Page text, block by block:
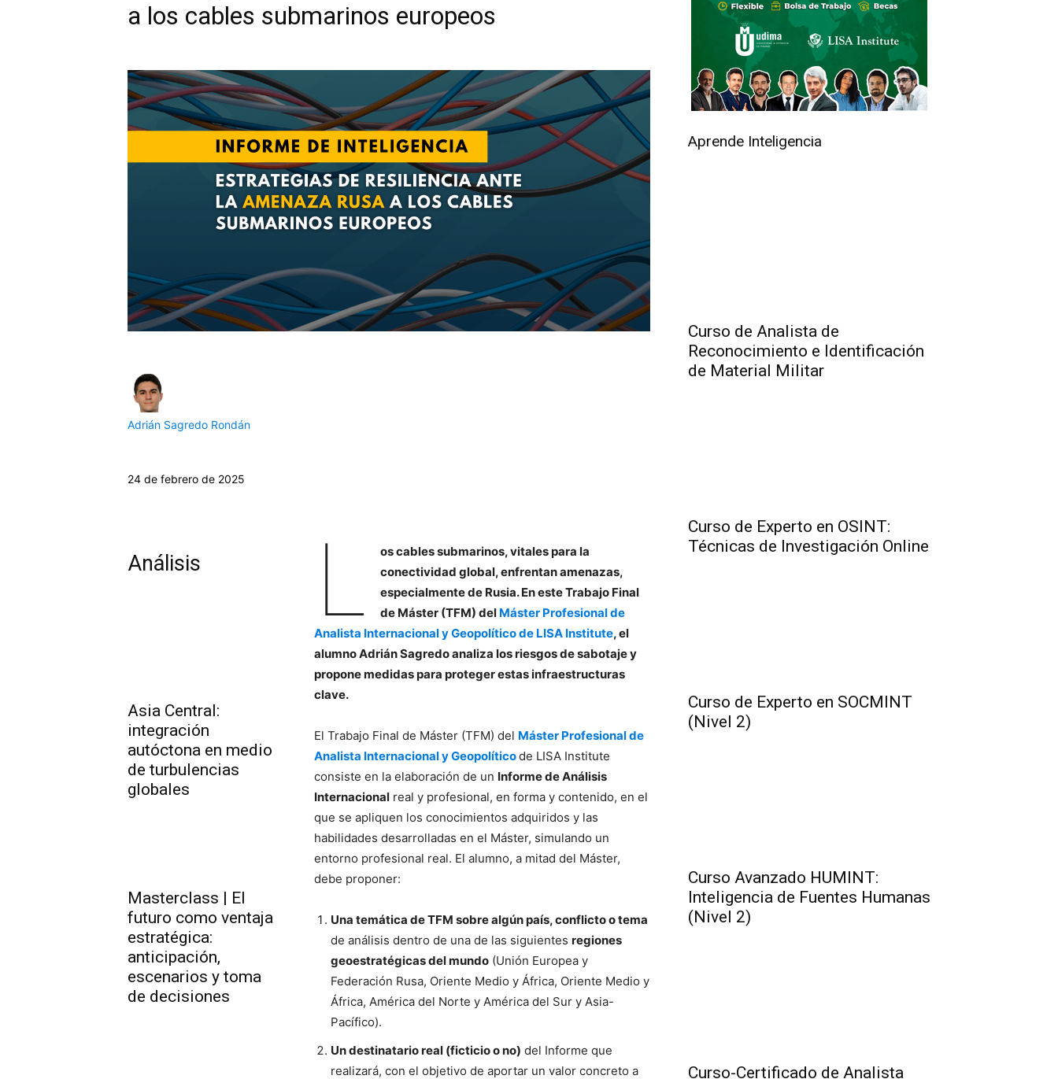
a los cables submarinos europeos
Adrián Sagredo Rondán
24 de febrero de 2025
Análisis
Asia Central:
integración
autóctona en medio
de turbulencias
globales
Masterclass | El
futuro como ventaja
estratégica:
anticipación,
escenarios y toma
de decisiones
L
os cables submarinos, vitales para la
conectividad global, enfrentan amenazas,
especialmente de Rusia. En este Trabajo Final
de Máster (TFM) del Máster Profesional de
Analista Internacional y Geopolítico de LISA Institute, el
alumno Adrián Sagredo analiza los riesgos de sabotaje y
propone medidas para proteger estas infraestructuras
clave.
El Trabajo Final de Máster (TFM) del Máster Profesional de
Analista Internacional y Geopolíticode LISA Institute
consiste en la elaboración de un Informe de Análisis
Internacional real y profesional, en forma y contenido, en el
que se apliquen los conocimientos adquiridos y las
habilidades desarrolladas en el Máster, simulando un
entorno profesional real. El alumno, a mitad del Máster,
debe proponer:
Una temática de TFM sobre algún país, conflicto o tema
de análisis dentro de una de las siguientesregiones
geoestratégicas del mundo (Unión Europea y
Federación Rusa, Oriente Medio y África, Oriente Medio y
África, América del Norte y América del Sur y Asia-
Pacífico).
Un destinatario real (ficticio o no) del Informe que
realizará, con el objetivo de aportar un valor concreto a
Aprende Inteligencia
Curso de Analista de
Reconocimiento e Identificación
de Material Militar
Curso de Experto en OSINT:
Técnicas de Investigación Online
Curso de Experto en SOCMINT
(Nivel 2)
Curso Avanzado HUMINT:
Inteligencia de Fuentes Humanas
(Nivel 2)
Curso-Certificado de Analista